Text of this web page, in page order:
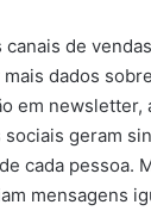
de
dados
em newsletter,
geram
cada pessoa.
mensagens